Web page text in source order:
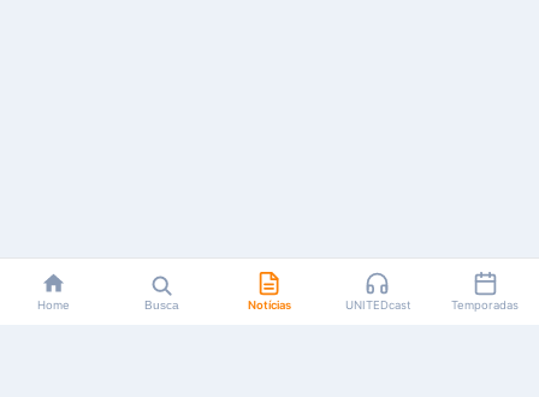
Home Busca Notícias UNITEDcast Temporadas